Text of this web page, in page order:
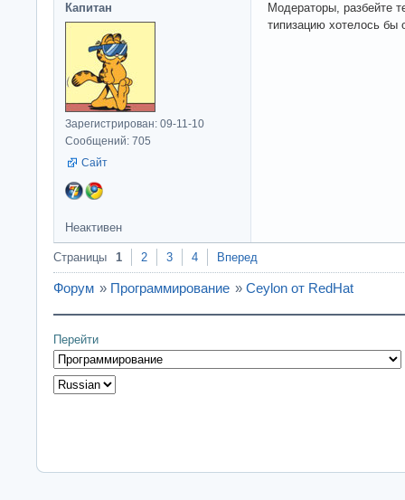
Капитан
Зарегистрирован: 09-11-10
Сообщений: 705
Сайт
Модераторы, разбейте
типизацию хотелось бы
Неактивен
Страницы 1 2 3 4 Вперед
Форум » Программирование » Ceylon от RedHat
Перейти